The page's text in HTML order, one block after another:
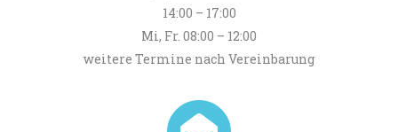
14:00 – 17:00
Mi, Fr. 08:00 – 12:00
weitere Termine nach Vereinbarung